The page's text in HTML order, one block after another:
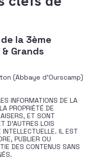
la 3ème
Grands
(Abbaye d’Ourscamp)
INFORMATIONS DE LA
PROPRIÉTÉ DE
ET SONT
D’AUTRES LOIS
IL EST
PUBLIER OU
DES CONTENUS SANS